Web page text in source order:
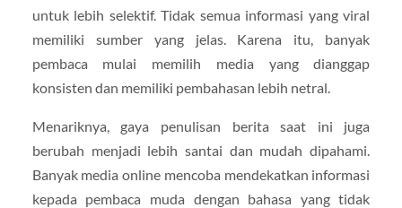
untuk lebih selektif. Tidak semua informasi yang viral
memiliki sumber yang jelas. Karena itu, banyak
pembaca mulai memilih media yang dianggap
konsisten dan memiliki pembahasan lebih netral.
Menariknya, gaya penulisan berita saat ini juga
berubah menjadi lebih santai dan mudah dipahami.
Banyak media online mencoba mendekatkan informasi
kepada pembaca muda dengan bahasa yang tidak